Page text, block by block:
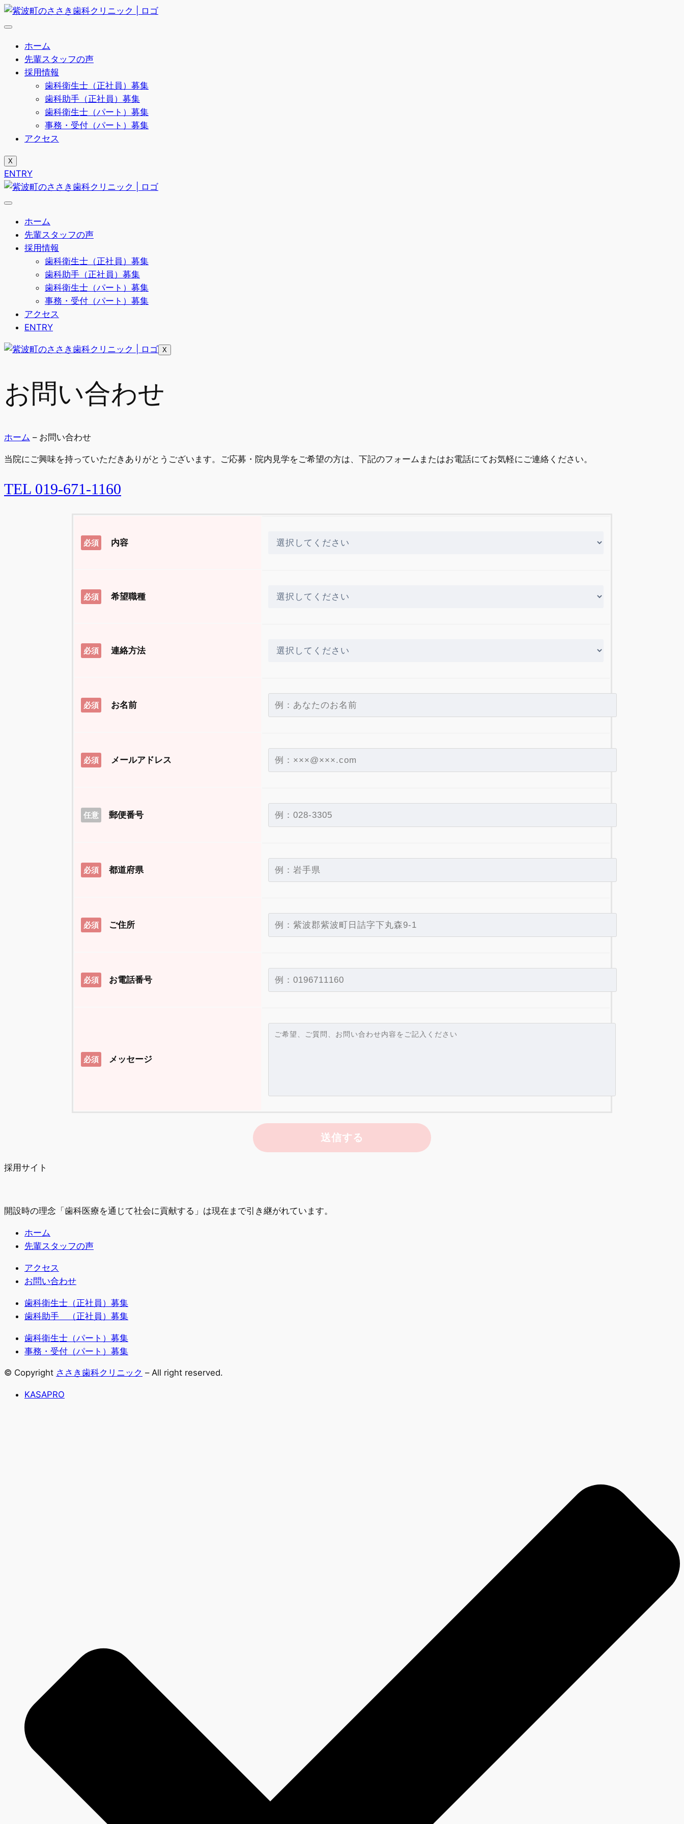
Skip
to
ホーム
先輩スタッフの声
採用情報
歯科衛生士（正社員）募集
歯科助手（正社員）募集
歯科衛生士（パート）募集
事務・受付（パート）募集
アクセス
X
ENTRY
ホーム
先輩スタッフの声
採用情報
歯科衛生士（正社員）募集
歯科助手（正社員）募集
歯科衛生士（パート）募集
事務・受付（パート）募集
アクセス
ENTRY
X
お問い合わせ
ホーム – お問い合わせ
当院にご興味を持っていただきありがとうございます。ご応募・院内見学をご希望の方は、下記のフォームまたはお電話にてお気軽にご連絡ください。
TEL 019-671-1160
必須 内容
必須 希望職種
必須 連絡方法
必須 お名前
必須 メールアドレス
任意 郵便番号
必須 都道府県
必須 ご住所
必須 お電話番号
必須 メッセージ
採用サイト
開設時の理念「歯科医療を通じて社会に貢献する」は現在まで引き継がれています。
ホーム
先輩スタッフの声
アクセス
お問い合わせ
歯科衛生士（正社員）募集
歯科助手 （正社員）募集
歯科衛生士（パート）募集
事務・受付（パート）募集
© Copyright ささき歯科クリニック – All right reserved.
KASAPRO